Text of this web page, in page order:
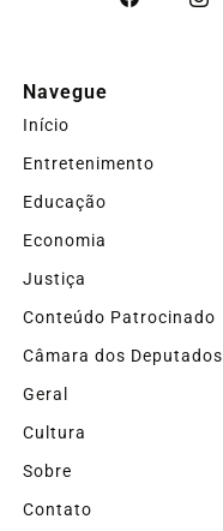
Navegue
Início
Entretenimento
Educação
Economia
Justiça
Conteúdo Patrocinado
Câmara dos Deputados
Geral
Cultura
Sobre
Contato